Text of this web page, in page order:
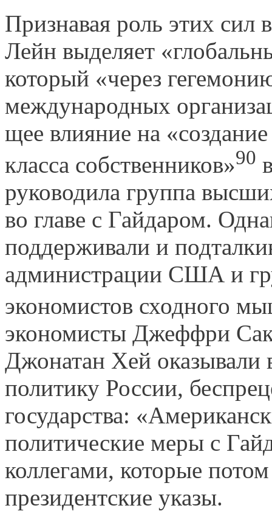
Признавая роль этих сил
Лейн выделяет
который «через
международных
щее влияние на
класса собственников»90
руководила группа
во главе с Гайдаром.
поддерживали и
администрации США и
экономистов сходного
экономисты Джеффри
Джонатан Хей оказывали
политику России,
государства:
политические меры с
коллегами, которые
президентские указы.